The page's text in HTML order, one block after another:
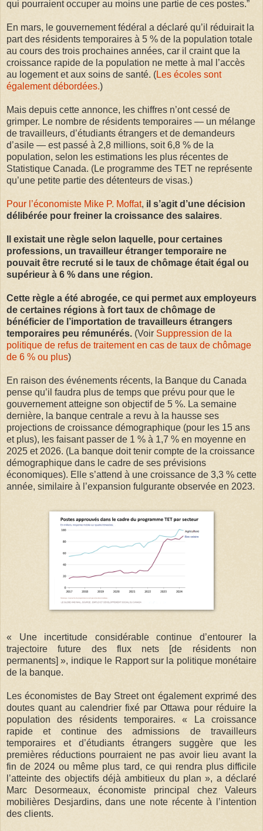
qui pourraient occuper au moins une partie de ces postes.”
En mars, le gouvernement fédéral a déclaré qu’il réduirait la
part des résidents temporaires à 5 % de la population totale
au cours des trois prochaines années, car il craint que la
croissance rapide de la population ne mette à mal l’accès
au logement et aux soins de santé. (Les écoles sont
également débordées.)
Mais depuis cette annonce, les chiffres n’ont cessé de
grimper. Le nombre de résidents temporaires — un mélange
de travailleurs, d’étudiants étrangers et de demandeurs
d’asile — est passé à 2,8 millions, soit 6,8 % de la
population, selon les estimations les plus récentes de
Statistique Canada. (Le programme des TET ne représente
qu’une petite partie des détenteurs de visas.)
Pour l’économiste Mike P. Moffat, il s’agit d’une décision
délibérée pour freiner la croissance des salaires.
Il existait une règle selon laquelle, pour certaines
professions, un travailleur étranger temporaire ne
pouvait être recruté si le taux de chômage était égal ou
supérieur à 6 % dans une région.
Cette règle a été abrogée, ce qui permet aux employeurs
de certaines régions à fort taux de chômage de
bénéficier de l’importation de travailleurs étrangers
temporaires peu rémunérés. (Voir Suppression de la
politique de refus de traitement en cas de taux de chômage
de 6 % ou plus)
En raison des événements récents, la Banque du Canada
pense qu’il faudra plus de temps que prévu pour que le
gouvernement atteigne son objectif de 5 %. La semaine
dernière, la banque centrale a revu à la hausse ses
projections de croissance démographique (pour les 15 ans
et plus), les faisant passer de 1 % à 1,7 % en moyenne en
2025 et 2026. (La banque doit tenir compte de la croissance
démographique dans le cadre de ses prévisions
économiques). Elle s’attend à une croissance de 3,3 % cette
année, similaire à l’expansion fulgurante observée en 2023.
« Une incertitude considérable continue d’entourer la
trajectoire future des flux nets [de résidents non
permanents] », indique le Rapport sur la politique monétaire
de la banque.
Les économistes de Bay Street ont également exprimé des
doutes quant au calendrier fixé par Ottawa pour réduire la
population des résidents temporaires. « La croissance
rapide et continue des admissions de travailleurs
temporaires et d’étudiants étrangers suggère que les
premières réductions pourraient ne pas avoir lieu avant la
fin de 2024 ou même plus tard, ce qui rendra plus difficile
l’atteinte des objectifs déjà ambitieux du plan », a déclaré
Marc Desormeaux, économiste principal chez Valeurs
mobilières Desjardins, dans une note récente à l’intention
des clients.